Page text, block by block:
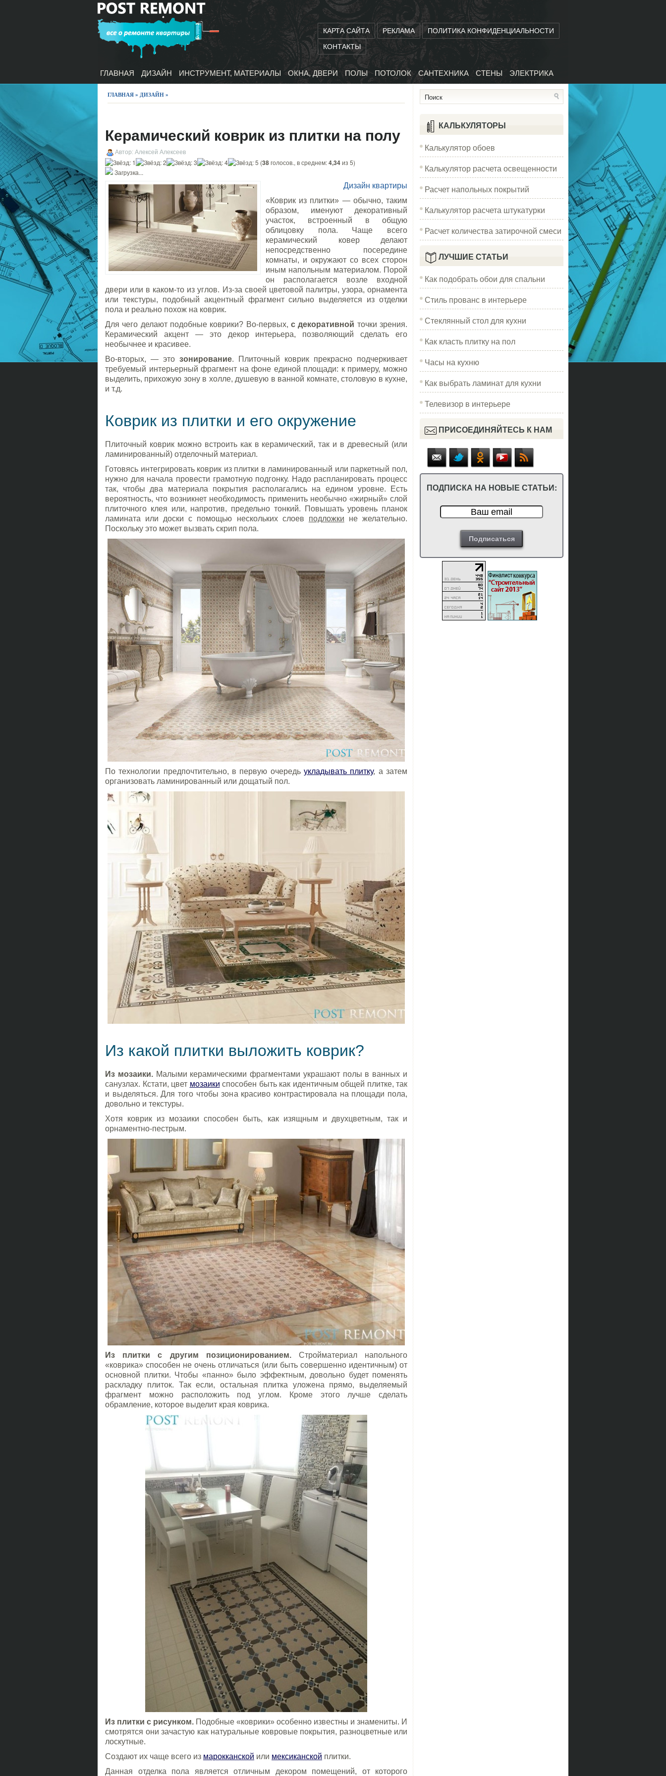
КАРТА САЙТА РЕКЛАМА
ПОЛИТИКА КОНФИДЕНЦИАЛЬНОСТИ
КОНТАКТЫ
ГЛАВНАЯ ДИЗАЙН ИНСТРУМЕНТ, МАТЕРИАЛЫ ОКНА, ДВЕРИ ПОЛЫ ПОТОЛОК САНТЕХНИКА СТЕНЫ ЭЛЕКТРИКА
ГЛАВНАЯ » ДИЗАЙН »
Керамический коврик из плитки на полу
Автор: Алексей Алексеев
(38голосов., в среднем:4,34из 5)
Загрузка...
Дизайн квартиры
«Коврик из плитки» — обычно, таким
образом, именуют декоративный
участок, встроенный в общую
облицовку пола. Чаще всего
керамический ковер делают
непосредственно посередине
комнаты, и окружают со всех сторон
иным напольным материалом. Порой
он располагается возле входной
двери или в каком-то из углов. Из-за своей цветовой палитры, узора, орнамента
или текстуры, подобный акцентный фрагмент сильно выделяется из отделки
пола и реально похож на коврик.
Для чего делают подобные коврики? Во-первых, с декоративной точки зрения.
Керамический акцент — это декор интерьера, позволяющий сделать его
необычнее и красивее.
Во-вторых, — это зонирование. Плиточный коврик прекрасно подчеркивает
требуемый интерьерный фрагмент на фоне единой площади: к примеру, можно
выделить, прихожую зону в холле, душевую в ванной комнате, столовую в кухне,
и т.д.
Коврик из плитки и его окружение
Плиточный коврик можно встроить как в керамический, так и в древесный (или
ламинированный) отделочный материал.
Готовясь интегрировать коврик из плитки в ламинированный или паркетный пол,
нужно для начала провести грамотную подгонку. Надо распланировать процесс
так, чтобы два материала покрытия располагались на едином уровне. Есть
вероятность, что возникнет необходимость применить необычно «жирный» слой
плиточного клея или, напротив, предельно тонкий. Повышать уровень планок
ламината или доски с помощью нескольких слоев подложки не желательно.
Поскольку это может вызвать скрип пола.
По технологии предпочтительно, в первую очередь укладывать плитку, а затем
организовать ламинированный или дощатый пол.
Из какой плитки выложить коврик?
Из мозаики.Малыми керамическими фрагментами украшают полы в ванных и
санузлах. Кстати, цвет мозаики способен быть как идентичным общей плитке, так
и выделяться. Для того чтобы зона красиво контрастировала на площади пола,
довольно и текстуры.
Хотя коврик из мозаики способен быть, как изящным и двухцветным, так и
орнаментно-пестрым.
Из плитки с другим позиционированием.Стройматериал напольного
«коврика» способен не очень отличаться (или быть совершенно идентичным) от
основной плитки. Чтобы «панно» было эффектным, довольно будет поменять
раскладку плиток. Так если, остальная плитка уложена прямо, выделяемый
фрагмент можно расположить под углом. Кроме этого лучше сделать
обрамление, которое выделит края коврика.
Из плитки с рисунком. Подобные «коврики» особенно известны и знамениты. И
смотрятся они зачастую как натуральные ковровые покрытия, разноцветные или
лоскутные.
Создают их чаще всего из марокканской или мексиканской плитки.
Данная отделка пола является отличным декором помещений, от которого
КАЛЬКУЛЯТОРЫ
Калькулятор обоев
Калькулятор расчета освещенности
Расчет напольных покрытий
Калькулятор расчета штукатурки
Расчет количества затирочной смеси
ЛУЧШИЕ СТАТЬИ
Как подобрать обои для спальни
Стиль прованс в интерьере
Стеклянный стол для кухни
Как класть плитку на пол
Часы на кухню
Как выбрать ламинат для кухни
Телевизор в интерьере
ПРИСОЕДИНЯЙТЕСЬ К НАМ
ПОДПИСКА НА НОВЫЕ СТАТЬИ: